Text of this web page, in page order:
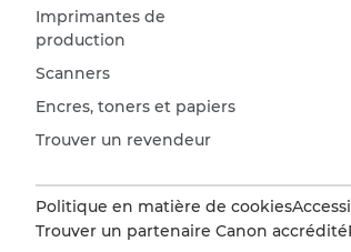
Imprimantes de
production
Scanners
Encres, toners et papiers
Trouver un revendeur
Politique en matière de cookies
Trouver un partenaire Canon accrédité